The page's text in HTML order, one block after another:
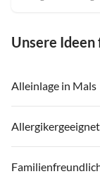
Unsere Ideen
Alleinlage in Mals